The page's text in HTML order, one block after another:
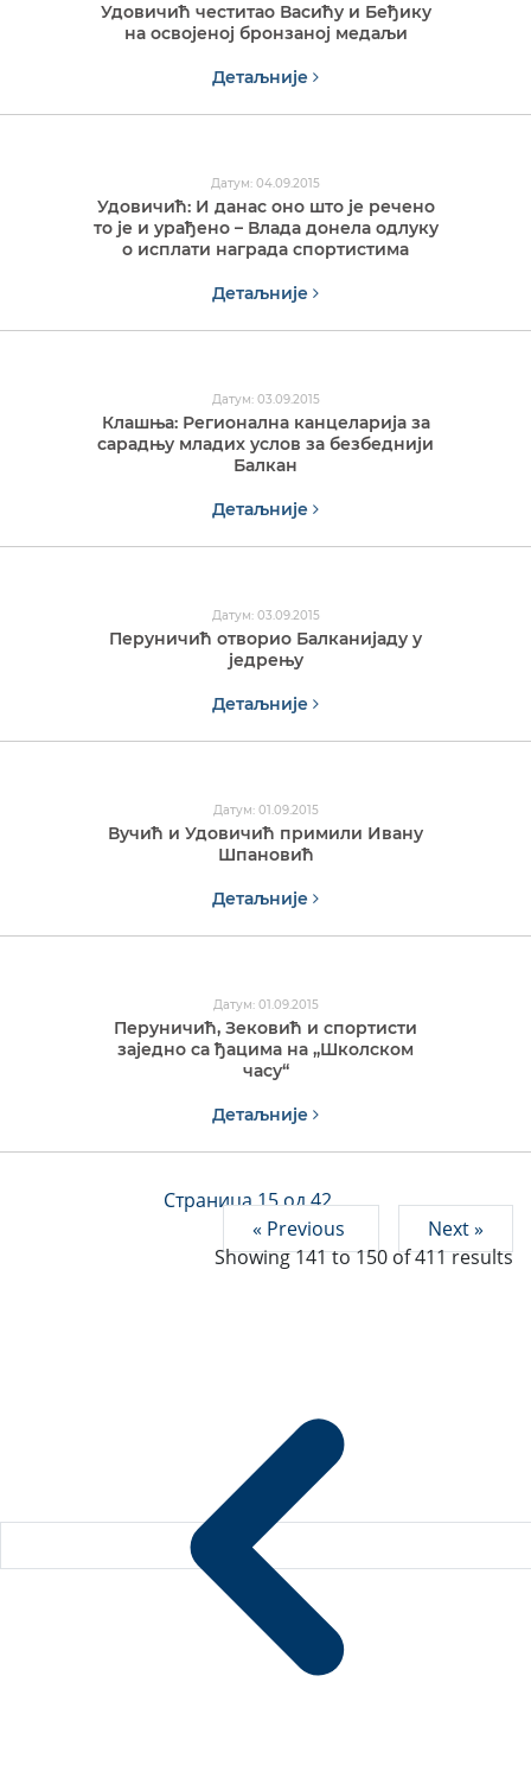
Удовичић честитао Васићу и Беђику
на освојеној бронзаној медаљи
Детаљније
Датум: 04.09.2015
Удовичић: И данас оно што је речено
то је и урађено – Влада донела одлуку
о исплати награда спортистима
Детаљније
Датум: 03.09.2015
Клашња: Регионална канцеларија за
сарадњу младих услов за безбеднији
Балкан
Детаљније
Датум: 03.09.2015
Перуничић отворио Балканијаду у
једрењу
Детаљније
Датум: 01.09.2015
Вучић и Удовичић примили Ивану
Шпановић
Детаљније
Датум: 01.09.2015
Перуничић, Зековић и спортисти
заједно са ђацима на „Школском
часу“
Детаљније
Страница 15 од 42
« Previous
Next »
Showing141to150 of411results